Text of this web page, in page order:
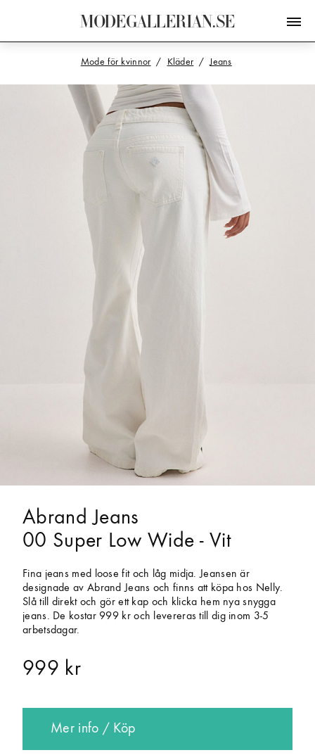
MODEGALLERIAN.SE
Mode för kvinnor Kläder Jeans
Abrand Jeans
00 Super Low Wide - Vit
Fina jeans med loose fit och låg midja. Jeansen är
designade av Abrand Jeans och finns att köpa hos Nelly.
Slå till direkt och gör ett kap och klicka hem nya snygga
jeans. De kostar 999 kr och levereras till dig inom 3-5
arbetsdagar.
999 kr
Mer info / Köp